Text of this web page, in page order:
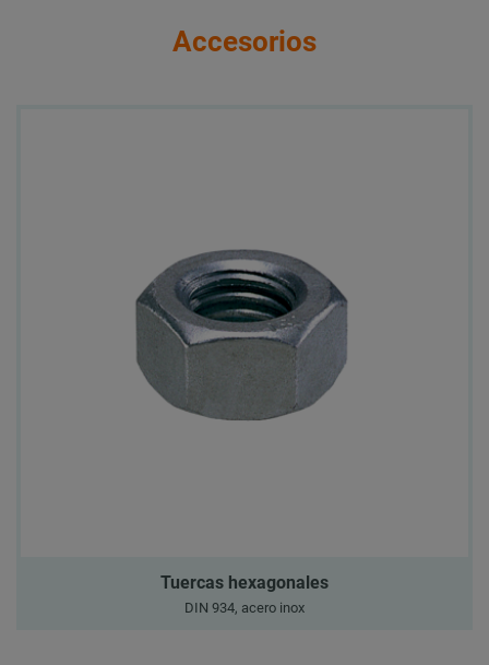
Accesorios
Tuercas hexagonales
DIN 934, acero inox